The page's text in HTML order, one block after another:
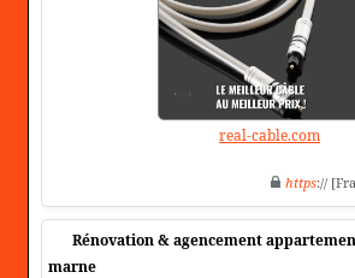
real-cable.com
https://
Rénovation & agencement
marne